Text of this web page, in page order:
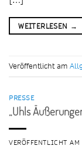
WEITERLESEN →
Veröffentlicht am
PRESSE
„Uhls
VERÖFFENTLICHT AM